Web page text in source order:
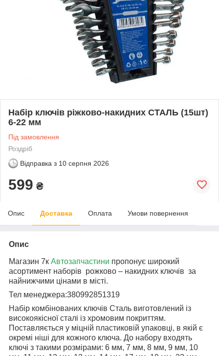
Набір ключів ріжково-накидних СТАЛЬ (15шт)
6-22 мм
Під замовлення
Роздріб
Відправка з 10 серпня 2026
599 ₴
Опис Доставка Оплата Умови повернення
Опис
Магазин 7к Автозапчастини пропонує широкий
асортимент наборів рожково – накидних ключів за
найнижчими цінами в місті.
Тел менеджера:380992851319
Набір комбінованих ключів Сталь виготовлений із
високоякісної сталі із хромовим покриттям.
Поставляється у міцній пластиковій упаковці, в якій є
окремі ніші для кожного ключа. До набору входять
ключі з такими розмірами: 6 мм, 7 мм, 8 мм, 9 мм, 10